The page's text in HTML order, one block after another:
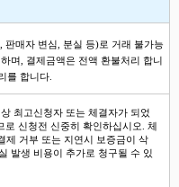
매자 변심, 분실 등)로 거래 불가능
며, 결제금액은 전액 환불처리 합니
를 합니다.
최고신청자 또는 체결자가 되었
신청전 신중히 확인하십시오. 체
제 거부 또는 지연시 보증금이 삭
발생 비용이 추가로 청구될 수 있